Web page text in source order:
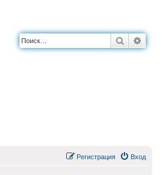
Поиск
Вход
Регистрация